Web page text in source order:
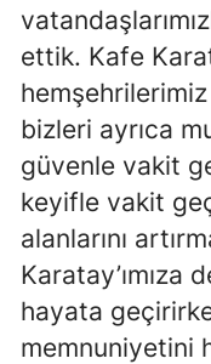
ettik. Kafe
bizleri ayrıca
güvenle vakit
keyifle vakit
alanlarını
Karatay’ımıza
hayata
memnuniyetini